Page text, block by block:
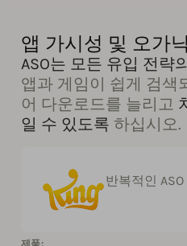
앱 가시성 및 오가
ASO는 모든 유입 전략
앱과 게임이 쉽게 검색
어 다운로드를 늘리고
일 수 있도록 하십시오.
반복적인
제품: